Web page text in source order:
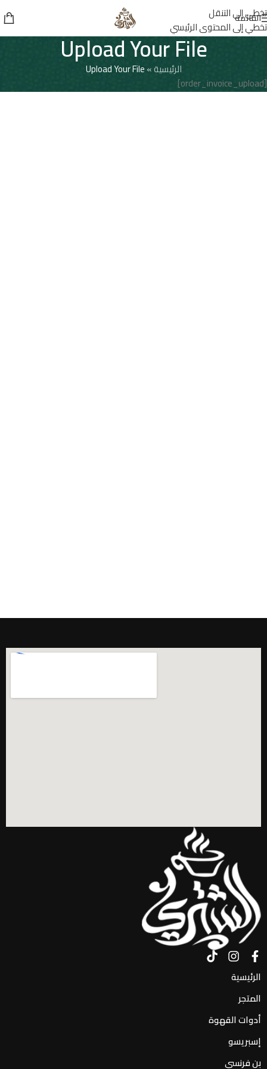
تخطي إلى التنقل
تخطي إلى المحتوى الرئيسي
القائمة
Upload Your File
الرئيسية»
Upload Your File
[order_invoice_upload]
الرئيسية
المتجر
أدوات القهوة
إسبريسو
بن فرنسي